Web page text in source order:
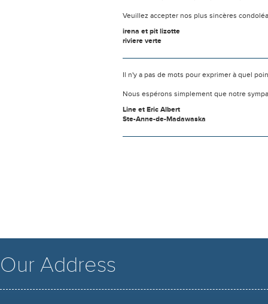
Veuillez accepter nos plus sincères
irena et pit lizotte
riviere verte
Il n'y a pas de mots pour exprimer à quel
Nous espérons simplement que notre
Line et Eric Albert
Ste-Anne-de-Madawaska
Our Address